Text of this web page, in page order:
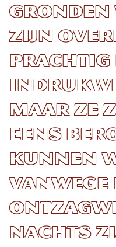
gronden
zijn
prachtig
maar ze
eens
kunnen
vanwege
nachts